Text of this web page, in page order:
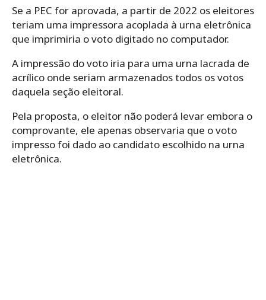
Se a PEC for aprovada, a partir de 2022 os eleitores
teriam uma impressora acoplada à urna eletrônica
que imprimiria o voto digitado no computador.
A impressão do voto iria para uma urna lacrada de
acrílico onde seriam armazenados todos os votos
daquela seção eleitoral.
Pela proposta, o eleitor não poderá levar embora o
comprovante, ele apenas observaria que o voto
impresso foi dado ao candidato escolhido na urna
eletrônica.